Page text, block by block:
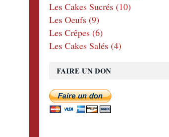
Les Cakes Sucrés (10)
Les Oeufs (9)
Les Crêpes (6)
Les Cakes Salés (4)
FAIRE UN DON